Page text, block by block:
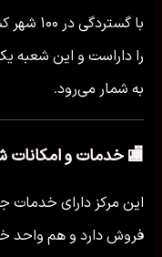
با
را داراست و این شعبه
به شمار می‌رود.
🏬 خدمات و امکانات
این مرکز دارای
فروش دارد و هم واحد